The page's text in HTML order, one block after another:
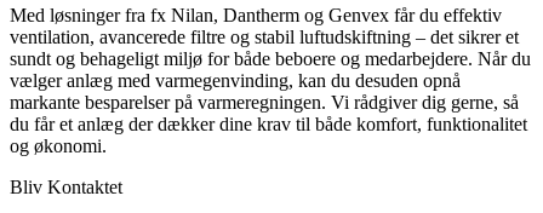
Med løsninger fra fx Nilan, Dantherm og Genvex får du effektiv
ventilation, avancerede filtre og stabil luftudskiftning – det sikrer et
sundt og behageligt miljø for både beboere og medarbejdere. Når du
vælger anlæg med varmegenvinding, kan du desuden opnå
markante besparelser på varmeregningen. Vi rådgiver dig gerne, så
du får et anlæg der dækker dine krav til både komfort, funktionalitet
og økonomi.
Bliv Kontaktet